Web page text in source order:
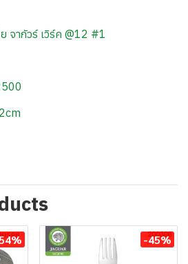
จากัวร์ เวิร์ค @12 #1
-45%